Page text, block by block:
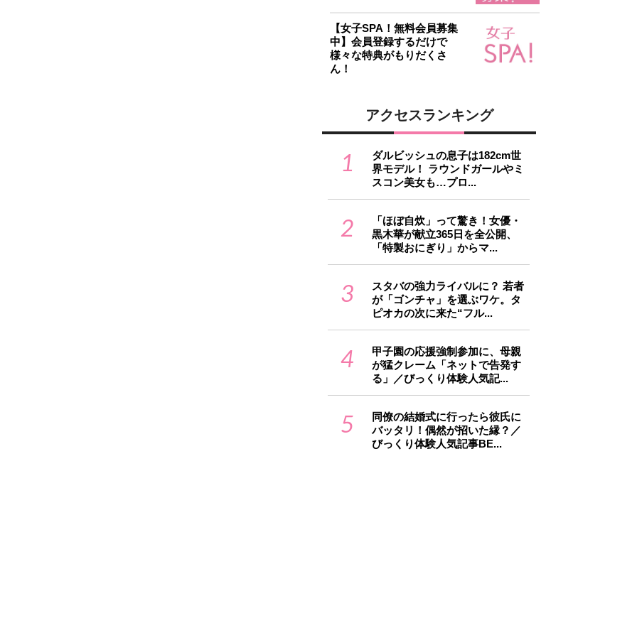
【女子SPA！無料会員募集
中】会員登録するだけで
様々な特典がもりだくさ
ん！
アクセスランキング
1
ダルビッシュの息子は182cm世
界モデル！ ラウンドガールやミ
スコン美女も…プロ...
2
「ほぼ自炊」って驚き！女優・
黒木華が献立365日を全公開、
「特製おにぎり」からマ...
3
スタバの強力ライバルに？ 若者
が「ゴンチャ」を選ぶワケ。タ
ピオカの次に来た“フル...
4
甲子園の応援強制参加に、母親
が猛クレーム「ネットで告発す
る」／びっくり体験人気記...
5
同僚の結婚式に行ったら彼氏に
バッタリ！偶然が招いた縁？／
びっくり体験人気記事BE...